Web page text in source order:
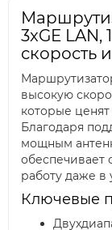
3xGE LAN,
скорость
высокую
которые
Благодаря
мощным
обеспечивает
работу даже в
Ключевые